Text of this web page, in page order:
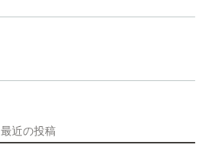
最近の投稿